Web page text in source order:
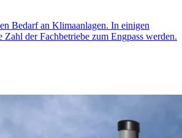
Bedarf an Klimaanlagen. In einigen
Zahl der Fachbetriebe zum Engpass werden.